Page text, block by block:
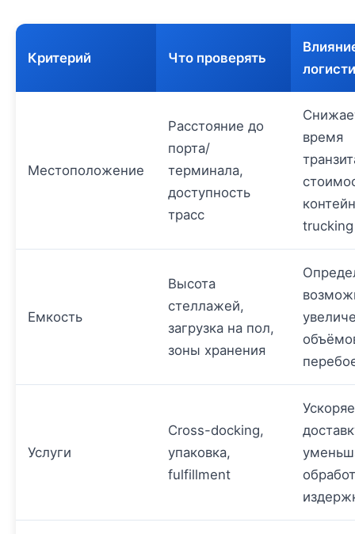
Критерий Что проверять
Местоположение
Расстояние до
порта/
терминала,
доступность
трасс
время
trucking
Емкость
Высота
стеллажей,
загрузка на пол,
зоны хранения
Услуги
Cross-docking,
упаковка,
fulfillment